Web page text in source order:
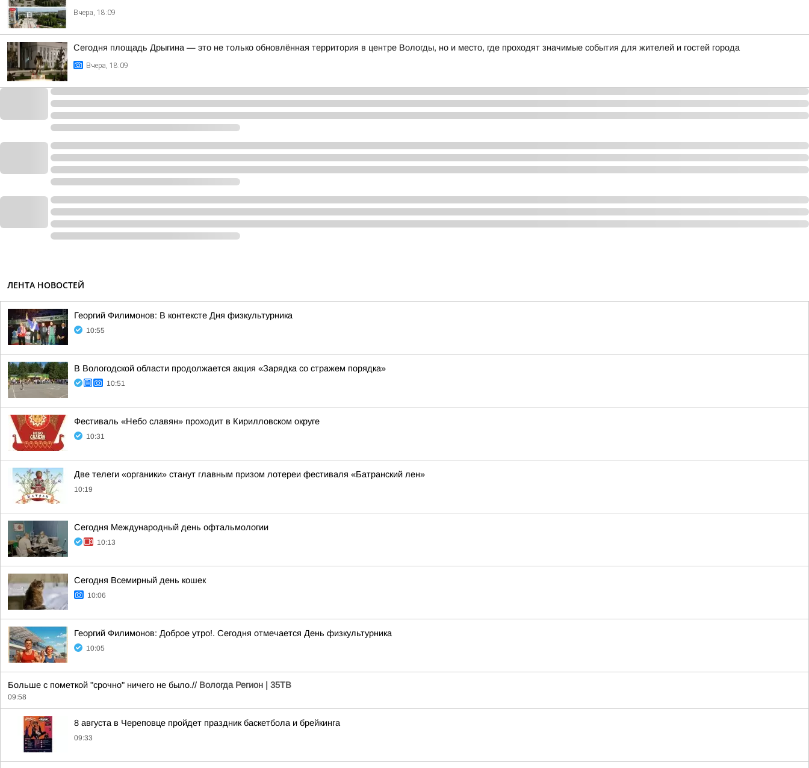
Вчера, 18:09
Сегодня площадь Дрыгина — это не только обновлённая территория в центре Вологды, но и место, где проходят значимые события для жителей и гостей города
Вчера, 18:09
ЛЕНТА НОВОСТЕЙ
Георгий Филимонов: В контексте Дня физкультурника
10:55
В Вологодской области продолжается акция «Зарядка со стражем порядка»
10:51
Фестиваль «Небо славян» проходит в Кирилловском округе
10:31
Две телеги «органики» станут главным призом лотереи фестиваля «Батранский лен»
10:19
Сегодня Международный день офтальмологии
10:13
Сегодня Всемирный день кошек
10:06
Георгий Филимонов: Доброе утро!. Сегодня отмечается День физкультурника
10:05
Больше с пометкой "срочно" ничего не было.// Вологда Регион | 35ТВ
09:58
8 августа в Череповце пройдет праздник баскетбола и брейкинга
09:33